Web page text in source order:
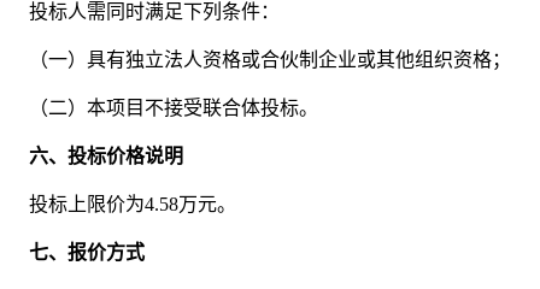
投标人需同时满足下列条件：
（一）具有独立法人资格或合伙制企业或其他组织资格；
（二）本项目不接受联合体投标。
六、投标价格说明
投标上限价为4.58万元。
七、报价方式